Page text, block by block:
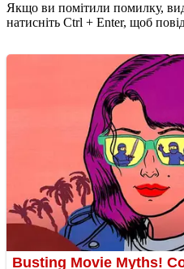
Якщо ви помітили помилку,
натисніть Ctrl + Enter, щоб